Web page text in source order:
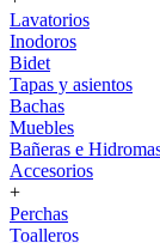
Lavatorios
Inodoros
Bidet
Tapas y asientos
Bachas
Muebles
Bañeras e
Accesorios
+
Perchas
Toalleros